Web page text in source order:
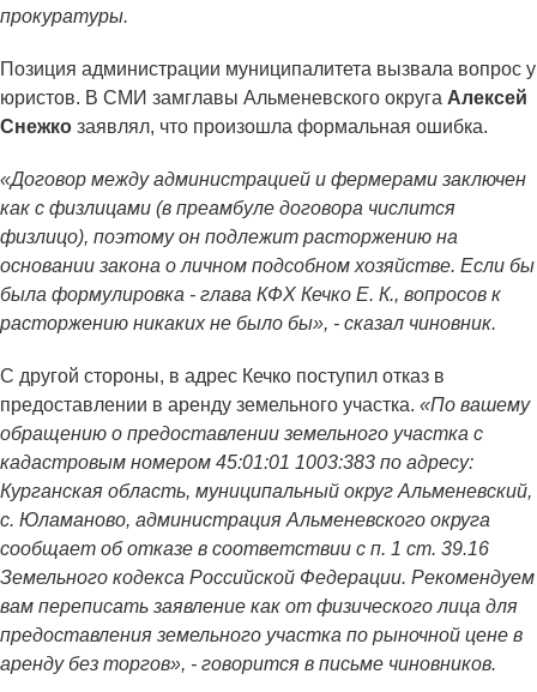
прокуратуры.
Позиция администрации муниципалитета вызвала вопрос у
юристов. В СМИ замглавы Альменевского округа Алексей
Снежко заявлял, что произошла формальная ошибка.
«Договор между администрацией и фермерами заключен
как с физлицами (в преамбуле договора числится
физлицо), поэтому он подлежит расторжению на
основании закона о личном подсобном хозяйстве. Если бы
была формулировка - глава КФХ Кечко Е. К., вопросов к
расторжению никаких не было бы», - сказал чиновник.
С другой стороны, в адрес Кечко поступил отказ в
предоставлении в аренду земельного участка. «По вашему
обращению о предоставлении земельного участка с
кадастровым номером 45:01:01 1003:383 по адресу:
Курганская область, муниципальный округ Альменевский,
с. Юламаново, администрация Альменевского округа
сообщает об отказе в соответствии с п. 1 ст. 39.16
Земельного кодекса Российской Федерации. Рекомендуем
вам переписать заявление как от физического лица для
предоставления земельного участка по рыночной цене в
аренду без торгов», - говорится в письме чиновников.